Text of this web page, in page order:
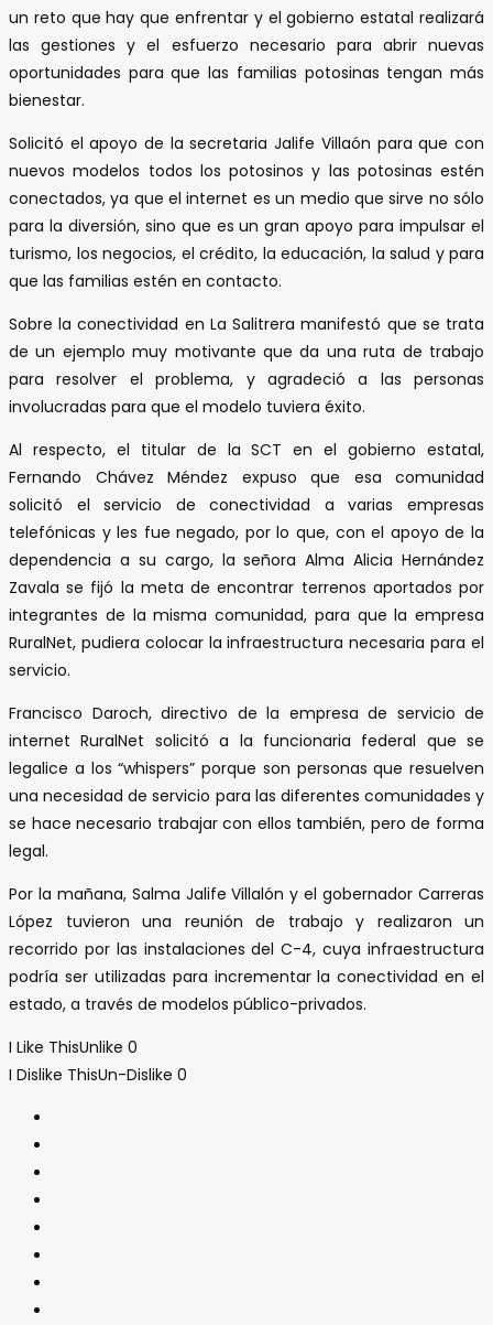
un reto que hay que enfrentar y el gobierno estatal realizará
las gestiones y el esfuerzo necesario para abrir nuevas
oportunidades para que las familias potosinas tengan más
bienestar.
Solicitó el apoyo de la secretaria Jalife Villaón para que con
nuevos modelos todos los potosinos y las potosinas estén
conectados, ya que el internet es un medio que sirve no sólo
para la diversión, sino que es un gran apoyo para impulsar el
turismo, los negocios, el crédito, la educación, la salud y para
que las familias estén en contacto.
Sobre la conectividad en La Salitrera manifestó que se trata
de un ejemplo muy motivante que da una ruta de trabajo
para resolver el problema, y agradeció a las personas
involucradas para que el modelo tuviera éxito.
Al respecto, el titular de la SCT en el gobierno estatal,
Fernando Chávez Méndez expuso que esa comunidad
solicitó el servicio de conectividad a varias empresas
telefónicas y les fue negado, por lo que, con el apoyo de la
dependencia a su cargo, la señora Alma Alicia Hernández
Zavala se fijó la meta de encontrar terrenos aportados por
integrantes de la misma comunidad, para que la empresa
RuralNet, pudiera colocar la infraestructura necesaria para el
servicio.
Francisco Daroch, directivo de la empresa de servicio de
internet RuralNet solicitó a la funcionaria federal que se
legalice a los “whispers” porque son personas que resuelven
una necesidad de servicio para las diferentes comunidades y
se hace necesario trabajar con ellos también, pero de forma
legal.
Por la mañana, Salma Jalife Villalón y el gobernador Carreras
López tuvieron una reunión de trabajo y realizaron un
recorrido por las instalaciones del C-4, cuya infraestructura
podría ser utilizadas para incrementar la conectividad en el
estado, a través de modelos público-privados.
I Like ThisUnlike 0
I Dislike ThisUn-Dislike 0